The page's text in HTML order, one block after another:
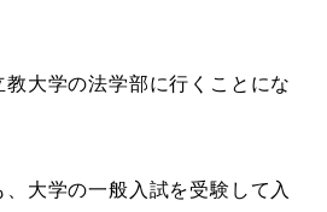
教大学の法学部に行くことにな
大学の一般入試を受験して入